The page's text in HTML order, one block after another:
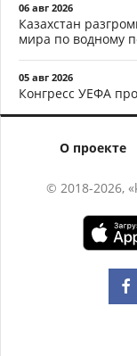
06 авг 2026
Казахстан
мира по водному
05 авг 2026
Конгресс УЕФА
О проекте
© 2018-2026,